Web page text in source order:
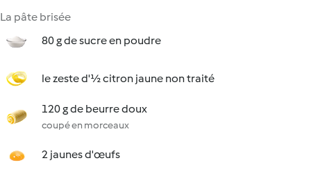
La pâte brisée
80 g de sucre en poudre
le zeste d'½ citron jaune non traité
120 g de beurre doux
coupé en morceaux
2 jaunes d'œufs